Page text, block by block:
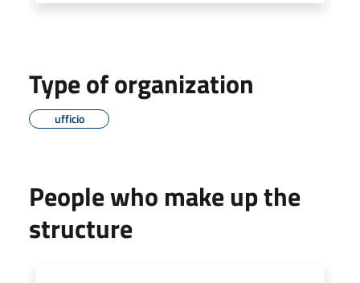
Type of organization
ufficio
People who make up the
structure